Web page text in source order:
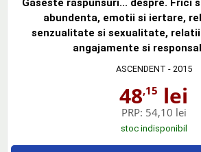
abundenta, emotii si iertare,
senzualitate si sexualitate,
angajamente si
ASCENDENT - 2015
48,15 lei
PRP: 54,10 lei
stoc indisponibil